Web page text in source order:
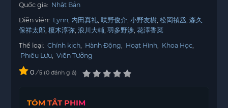
Quốc gia: Nhật Bản
Diễn viên: Lynn 内田真礼 咲野俊介 小野友樹 松岡禎丞 森久
保祥太郎 榎木淳弥 浪川大輔 羽多野渉 花澤香菜
Thể loại: Chính kịch Hành Động Hoạt Hình Khoa Học
Phiêu Lưu
Viễn Tưởng
0 / 5 0 đánh giá
TÓM TẮT PHIM